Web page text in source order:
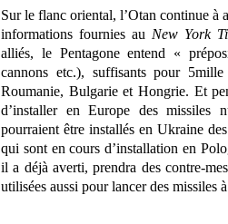
Sur le flanc oriental, l’Otan continue à
informations fournies au New York
alliés, le Pentagone entend «
cannons etc.), suffisants pour
Roumanie, Bulgarie et Hongrie. Et
d’installer en Europe des missiles
pourraient être installés en Ukraine
qui sont en cours d’installation en
il a déjà averti, prendra des contre-
utilisées aussi pour lancer des missiles